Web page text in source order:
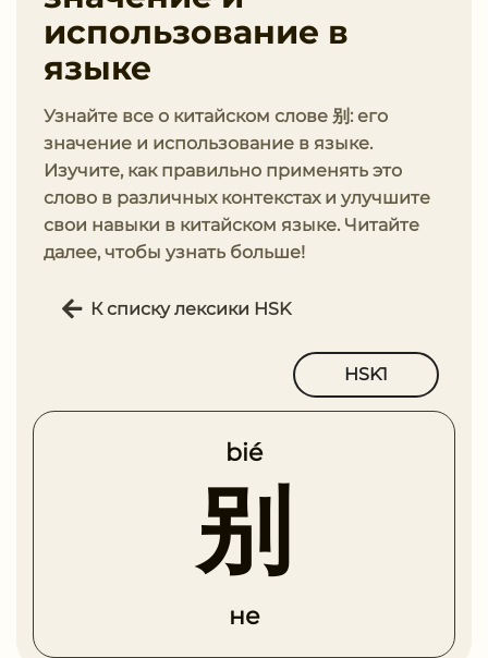
использование в
языке
Узнайте все о китайском слове 别: его
значение и использование в языке.
Изучите, как правильно применять это
слово в различных контекстах и улучшите
свои навыки в китайском языке. Читайте
далее, чтобы узнать больше!
К списку лексики HSK
HSK1
bié
别
не